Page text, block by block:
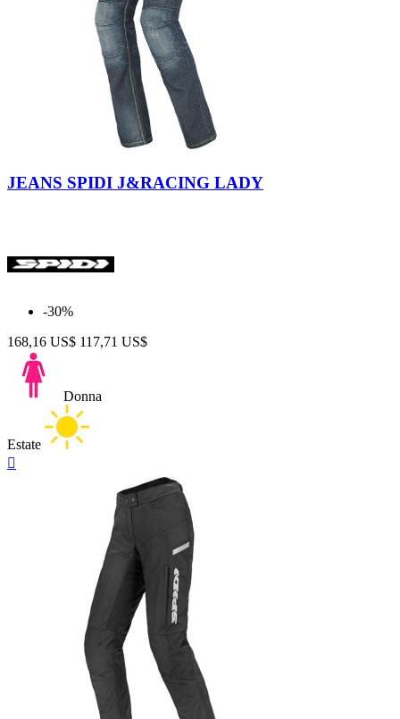
Blu
Dark
Used
JEANS SPIDI J&RACING LADY
-30%
168,16 US$ 117,71 US$
Donna
Estate
